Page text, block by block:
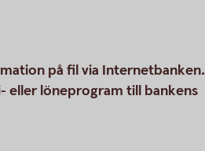
på fil via Internetbanken.
eller löneprogram till bankens